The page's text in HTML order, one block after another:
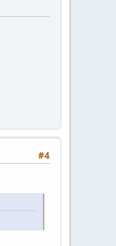
#4